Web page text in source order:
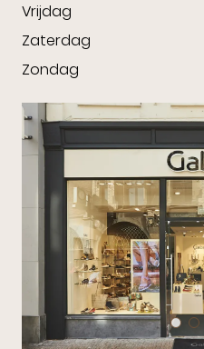
Vrijdag
Zaterdag
Zondag